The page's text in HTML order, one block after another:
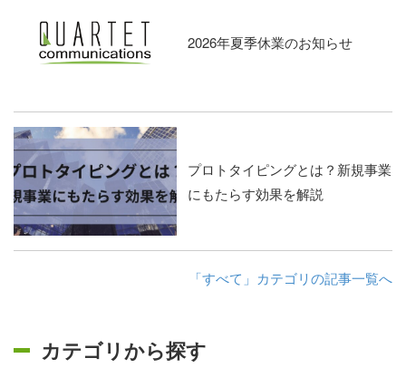
2026年夏季休業のお知らせ
プロトタイピングとは？新規事業
にもたらす効果を解説
「すべて」カテゴリの記事一覧へ
カテゴリから探す